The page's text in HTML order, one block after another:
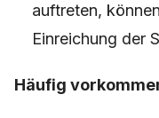
auftreten,
Einreichung der
Häufig